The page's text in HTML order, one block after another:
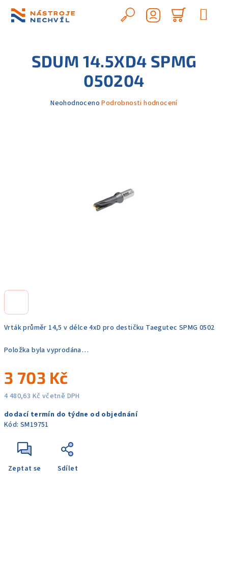
obsah
Hledat
košík
Vrták průměr 14,5 v délce 4xD pro destičku Taegutec SPMG 0502
Položka byla vyprodána…
3 703 Kč
4 480,63 Kč včetně DPH
cena:
dodací termín do týdne od objednání
Kód: SM19751
Zeptat se Sdílet
SDUM 14.5XD4 SPMG
050204
Průměrné
Neohodnoceno Podrobnosti hodnocení